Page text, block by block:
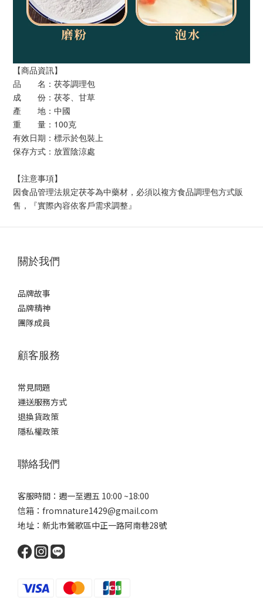
【商品資訊】
品 名：茯苓調理包
成 份：茯苓、甘草
產 地：中國
重 量：100克
有效日期：標示於包裝上
保存方式：放置陰涼處
【注意事項】
因食品管理法規定茯苓為中藥材，必須以複方食品調理包方式販
售，『實際內容依客戶需求調整』
關於我們
品牌故事
品牌精神
團隊成員
顧客服務
常見問題
運送服務方式
退換貨政策
隱私權政策
聯絡我們
客服時間：週一至週五 10:00 ~18:00
信箱：fromnature1429@gmail.com
地址：新北市鶯歌區中正一路阿南巷28號